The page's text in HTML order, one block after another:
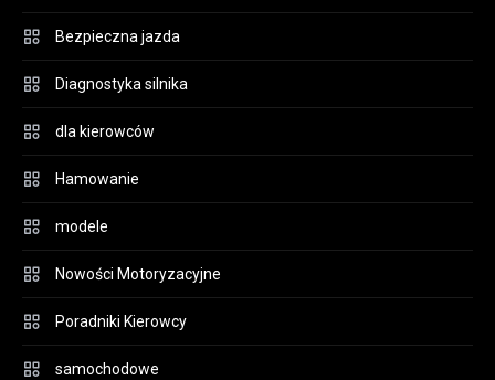
Bezpieczna jazda
Diagnostyka silnika
dla kierowców
Hamowanie
modele
Nowości Motoryzacyjne
Poradniki Kierowcy
samochodowe